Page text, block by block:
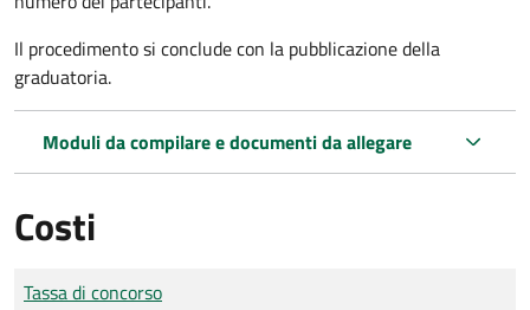
Il procedimento si conclude con la pubblicazione della
graduatoria.
Moduli da compilare e documenti da allegare
Costi
Tipo di pagamento
Importo
Tassa di concorso